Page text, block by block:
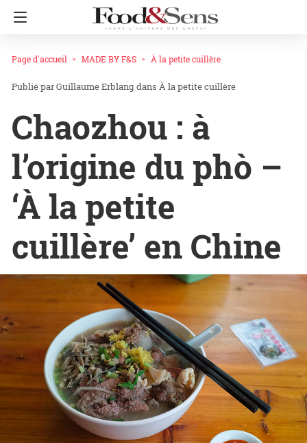
Page d'accueil MADE BY F&S À la petite cuillère
Guillaume Erblang dans À la petite cuillère
Chaozhou : à
l’origine du phò –
‘À la petite
cuillère’ en Chine